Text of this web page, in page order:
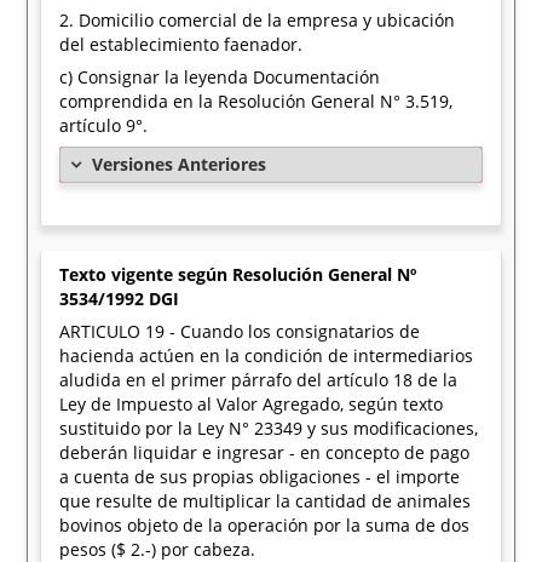
2. Domicilio comercial de la empresa y ubicación
del establecimiento faenador.
c) Consignar la leyenda Documentación
comprendida en la Resolución General N° 3.519,
artículo 9°.
Versiones Anteriores
Texto vigente según Resolución General Nº
3534/1992 DGI
ARTICULO 19 - Cuando los consignatarios de
hacienda actúen en la condición de intermediarios
aludida en el primer párrafo del artículo 18 de la
Ley de Impuesto al Valor Agregado, según texto
sustituido por la Ley N° 23349 y sus modificaciones,
deberán liquidar e ingresar - en concepto de pago
a cuenta de sus propias obligaciones - el importe
que resulte de multiplicar la cantidad de animales
bovinos objeto de la operación por la suma de dos
pesos ($ 2.-) por cabeza.